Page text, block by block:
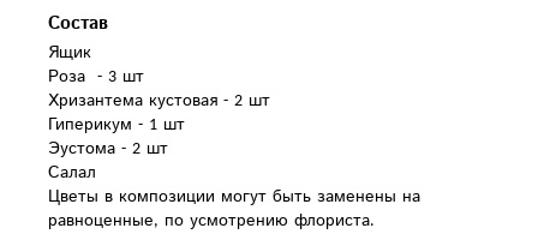
Состав
Ящик
Роза  - 3 шт
Хризантема кустовая - 2 шт
Гиперикум - 1 шт
Эустома - 2 шт
Салал
Цветы в композиции могут быть заменены на
равноценные, по усмотрению флориста.